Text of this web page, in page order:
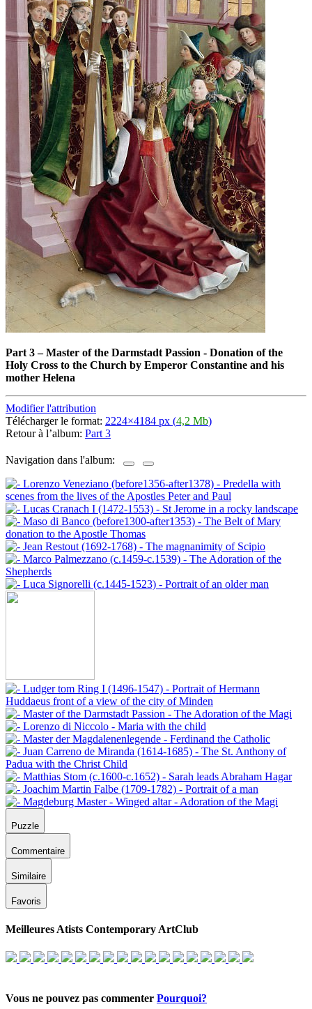
Part 3–Master of the Darmstadt Passion - Donation of the
Holy Cross to the Church by Emperor Constantine and his
mother Helena
Modifier l'attribution
Télécharger le format: 2224×4184 px (4,2 Mb)
Retour à l’album: Part 3
Navigation dans l'album:
Puzzle
Commentaire
Similaire
Favoris
Meilleures Atists Contemporary ArtClub
Vous ne pouvez pas commenter Pourquoi?